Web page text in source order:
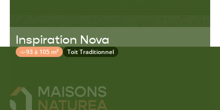
Inspiration Nova
93 à 105 m² Toit Traditionnel